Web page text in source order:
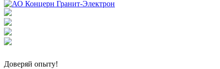
Доверяй опыту!